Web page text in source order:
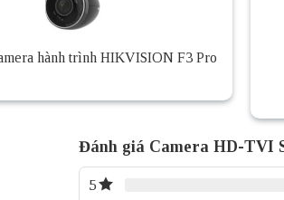
hành trình HIKVISION F3 Pro
Đánh giá Camera HD-TVI
5